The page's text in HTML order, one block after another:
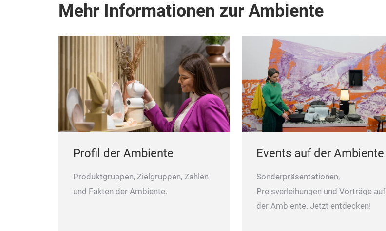
Mehr Informationen zur Ambiente
Profil der Ambiente
Produktgruppen, Zielgruppen, Zahlen
und Fakten der Ambiente.
Events auf der Ambiente
Sonderpräsentationen,
Preisverleihungen und Vorträge auf
der Ambiente. Jetzt entdecken!